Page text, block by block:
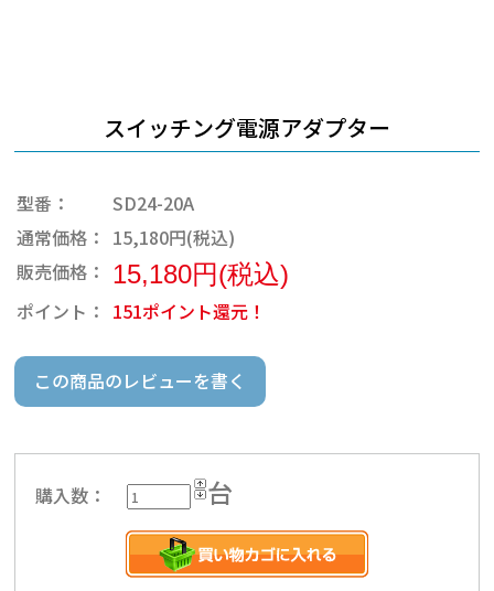
スイッチング電源アダプター
型番：
SD24-20A
通常価格： 15,180円(税込)
販売価格： 15,180円(税込)
ポイント： 151ポイント還元！
この商品のレビューを書く
購入数： 台